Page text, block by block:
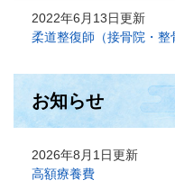
2022年6月13日更新
柔道整復師（接骨院・
お知らせ
2026年8月1日更新
高額療養費